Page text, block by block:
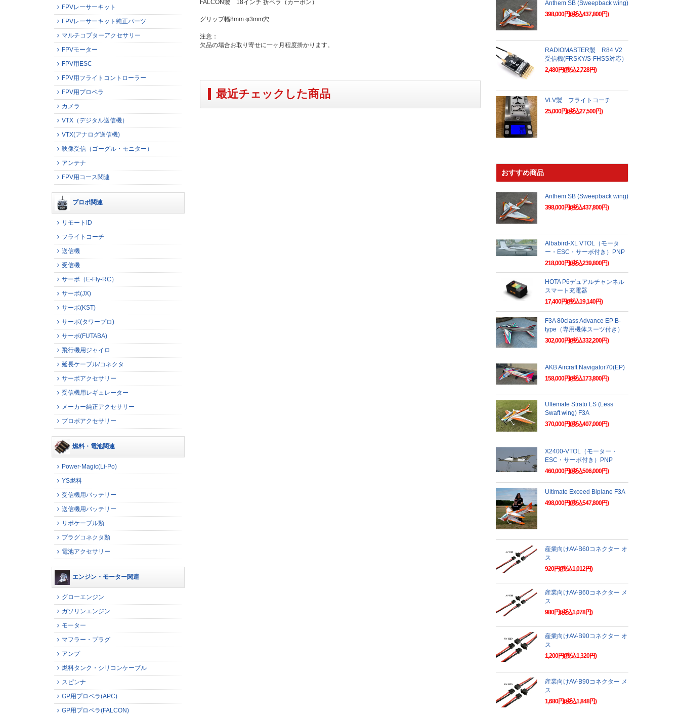
FALCON製 18インチ 折ペラ（カーボン）
グリップ幅8mm φ3mm穴
注意：
欠品の場合お取り寄せに一ヶ月程度掛かります。
最近チェックした商品
FPVレーサーキット
FPVレーサーキット純正パーツ
マルチコプターアクセサリー
FPVモーター
FPV用ESC
FPV用フライトコントローラー
FPV用プロペラ
カメラ
VTX（デジタル送信機）
VTX(アナログ送信機)
映像受信（ゴーグル・モニター）
アンテナ
FPV用コース関連
プロポ関連
リモートID
フライトコーチ
送信機
受信機
サーボ（E-Fly-RC）
サーボ(JX)
サーボ(KST)
サーボ(タワープロ)
サーボ(FUTABA)
飛行機用ジャイロ
延長ケーブル/コネクタ
サーボアクセサリー
受信機用レギュレーター
メーカー純正アクセサリー
プロポアクセサリー
燃料・電池関連
Power-Magic(Li-Po)
YS燃料
受信機用バッテリー
送信機用バッテリー
リポケーブル類
プラグコネクタ類
電池アクセサリー
エンジン・モーター関連
グローエンジン
ガソリンエンジン
モーター
マフラー・プラグ
アンプ
燃料タンク・シリコンケーブル
スピンナ
GP用プロペラ(APC)
GP用プロペラ(FALCON)
Anthem SB (Sweepback wing)
398,000円(税込437,800円)
RADIOMASTER製 R84 V2
受信機(FRSKY/S-FHSS対応）
2,480円(税込2,728円)
VLV製 フライトコーチ
25,000円(税込27,500円)
おすすめ商品
Anthem SB (Sweepback wing)
398,000円(税込437,800円)
Albabird-XL VTOL（モータ
ー・ESC・サーボ付き）PNP
218,000円(税込239,800円)
HOTA P6デュアルチャンネル
スマート充電器
17,400円(税込19,140円)
F3A 80class Advance EP B-
type（専用機体スーツ付き）
302,000円(税込332,200円)
AKB Aircraft Navigator70(EP)
158,000円(税込173,800円)
Ultemate Strato LS (Less
Swaft wing) F3A
370,000円(税込407,000円)
X2400-VTOL（モーター・
ESC・サーボ付き）PNP
460,000円(税込506,000円)
Ultimate Exceed Biplane F3A
498,000円(税込547,800円)
産業向けAV-B60コネクター オ
ス
920円(税込1,012円)
産業向けAV-B60コネクター メ
ス
980円(税込1,078円)
産業向けAV-B90コネクター オ
ス
1,200円(税込1,320円)
産業向けAV-B90コネクター メ
ス
1,680円(税込1,848円)